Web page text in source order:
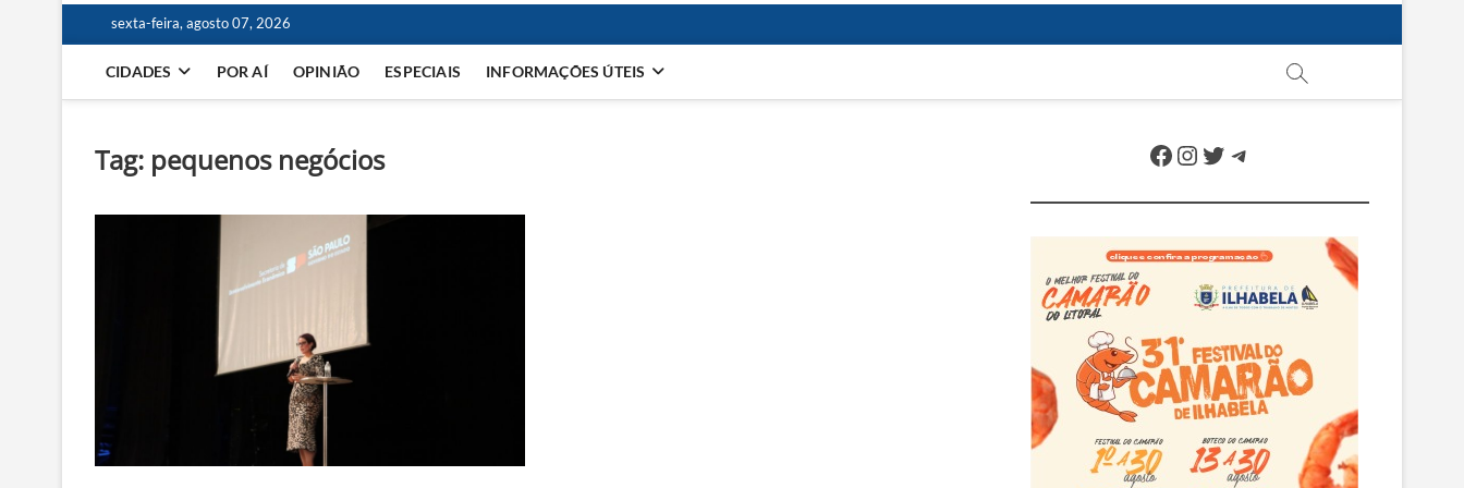
sexta-feira, agosto 07, 2026
CIDADES POR AÍ OPINIÃO ESPECIAIS INFORMAÇÕES ÚTEIS
Tag: pequenos negócios Facebook
Instagram
Twitter
Telegram